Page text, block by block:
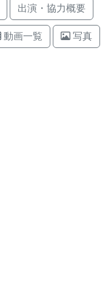
出演・協力概要
動画一覧 写真